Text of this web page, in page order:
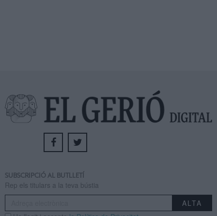
SUBSCRIPCIÓ AL BUTLLETÍ
Rep els titulars a la teva bústia